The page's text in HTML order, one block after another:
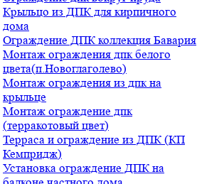
Крыльцо из ДПК для кирпичного
дома
Ограждение ДПК коллекция Бавария
Монтаж ограждения дпк белого
цвета(п.Новоглаголево)
Монтаж ограждения из дпк на
крыльце
Монтаж ограждение дпк
(терракотовый цвет)
Терраса и ограждение из ДПК (КП
Кемпридж)
Установка ограждение ДПК на